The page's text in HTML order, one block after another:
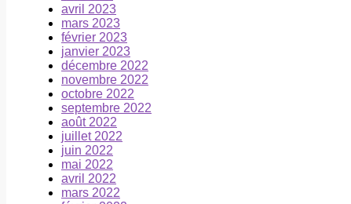
avril 2023
mars 2023
février 2023
janvier 2023
décembre 2022
novembre 2022
octobre 2022
septembre 2022
août 2022
juillet 2022
juin 2022
mai 2022
avril 2022
mars 2022